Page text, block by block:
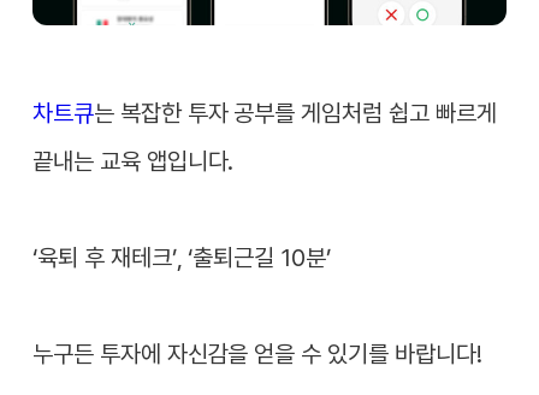
차트큐는 복잡한 투자 공부를 게임처럼 쉽고 빠르게
끝내는 교육 앱입니다.
‘육퇴 후 재테크’, ‘출퇴근길 10분’
누구든 투자에 자신감을 얻을 수 있기를 바랍니다!